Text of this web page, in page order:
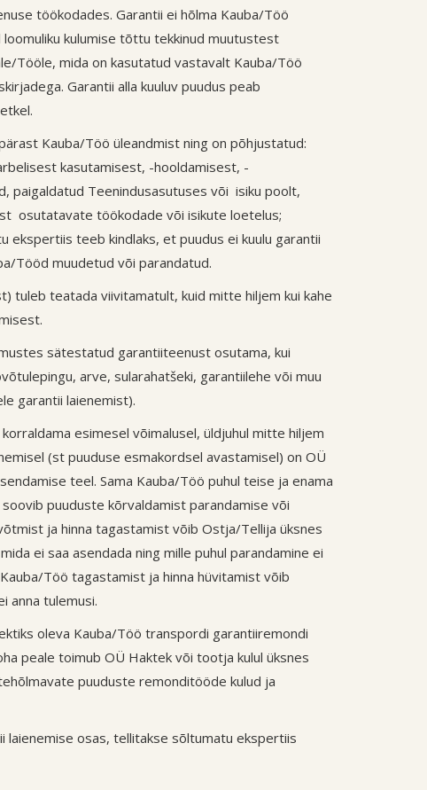
töökodades. Garantii ei hõlma Kauba/Töö
kulumise tõttu tekkinud muutustest
Tööle, mida on kasutatud vastavalt Kauba/Töö
Garantii alla kuuluv puudus peab
Kauba/Töö üleandmist ning on põhjustatud:
kasutamisest, -hooldamisest, -
paigaldatud Teenindusasutuses või isiku poolt,
osutatavate töökodade või isikute loetelus;
teeb kindlaks, et puudus ei kuulu garantii
Tööd muudetud või parandatud.
tuleb teatada viivitamatult, kuid mitte hiljem kui kahe
sätestatud garantiiteenust osutama, kui
arve, sularahatšeki, garantiilehe või muu
garantii laienemist).
esimesel võimalusel, üldjuhul mitte hiljem
(st puuduse esmakordsel avastamisel) on OÜ
teel. Sama Kauba/Töö puhul teise ja enama
puuduste kõrvaldamist parandamise või
ja hinna tagastamist võib Ostja/Tellija üksnes
ei saa asendada ning mille puhul parandamine ei
Töö tagastamist ja hinna hüvitamist võib
anna tulemusi.
oleva Kauba/Töö transpordi garantiiremondi
peale toimub OÜ Haktek või tootja kulul üksnes
puuduste remonditööde kulud ja
laienemise osas, tellitakse sõltumatu ekspertiis